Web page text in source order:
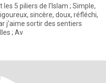
5 piliers de l'Islam ; Simple,
sincère, doux, réfléchi,
j'aime sortir des sentiers
; Av